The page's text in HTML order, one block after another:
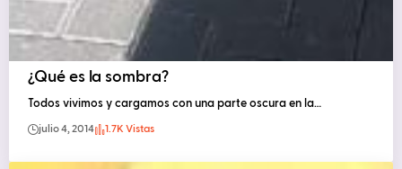
¿Qué es la sombra?
Todos vivimos y cargamos con una parte oscura en la…
julio 4, 2014 1.7K Vistas